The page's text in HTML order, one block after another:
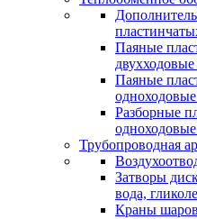
Паяные
Паяные
Разборные
Трубопроводная
Затворы
вода,
Краны